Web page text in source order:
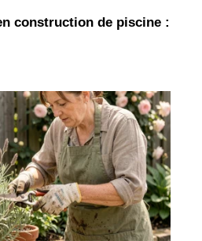
construction de piscine :